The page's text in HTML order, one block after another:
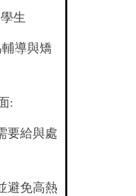
生
導與矯
:
要給與處
避免高熱